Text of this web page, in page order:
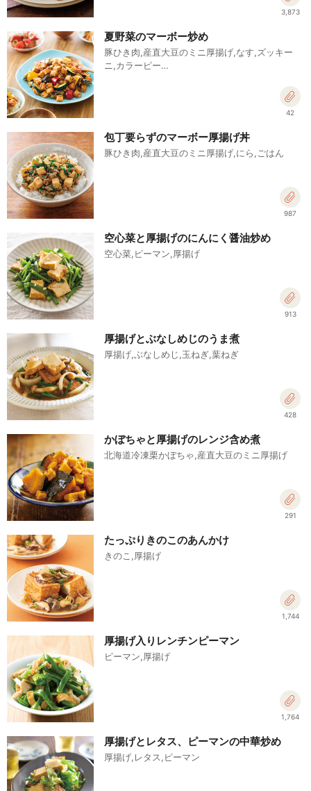
3,873
夏野菜のマーボー炒め
豚ひき肉,産直大豆のミニ厚揚げ,なす,ズッキー
ニ,カラーピー…
42
包丁要らずのマーボー厚揚げ丼
豚ひき肉,産直大豆のミニ厚揚げ,にら,ごはん
987
空心菜と厚揚げのにんにく醤油炒め
空心菜,ピーマン,厚揚げ
913
厚揚げとぶなしめじのうま煮
厚揚げ,ぶなしめじ,玉ねぎ,葉ねぎ
428
かぼちゃと厚揚げのレンジ含め煮
北海道冷凍栗かぼちゃ,産直大豆のミニ厚揚げ
291
たっぷりきのこのあんかけ
きのこ,厚揚げ
1,744
厚揚げ入りレンチンピーマン
ピーマン,厚揚げ
1,764
厚揚げとレタス、ピーマンの中華炒め
厚揚げ,レタス,ピーマン